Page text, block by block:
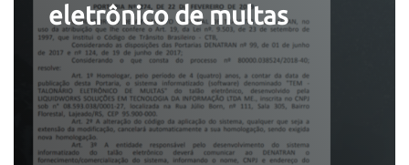
eletrônico de multas